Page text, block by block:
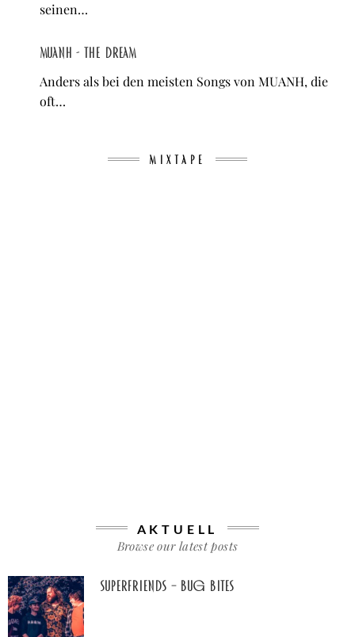
seinen…
MUANH - the dream
Anders als bei den meisten Songs von MUANH, die
oft…
MIXTAPE
AKTUELL
Browse our latest posts
Superfriends – Bug Bites